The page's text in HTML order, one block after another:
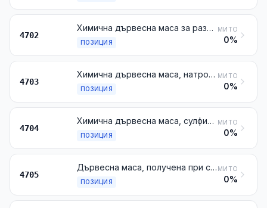
4702
Химична дървесна маса за разтваряне
ПОЗИЦИЯ
МИТО
0%
4703
Химична дървесна маса, натронова или сулфатна, различна от масата за разтваряне
ПОЗИЦИЯ
МИТО
0%
4704
Химична дървесна маса, сулфитна, различна от масата за разтваряне
ПОЗИЦИЯ
МИТО
0%
4705
Дървесна маса, получена при съчетанието на механична и химична обработка
ПОЗИЦИЯ
МИТО
0%